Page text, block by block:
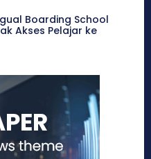
Boarding School
Akses Pelajar ke